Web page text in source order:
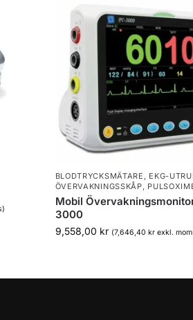
BLODTRYCKSMÄTARE , EKG-
ÖVERVAKNINGSSKÅP,
Mobil
3000
9,558,00 kr (7,646,40 krexkl.